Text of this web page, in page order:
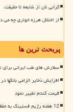
گرانی نان از شایعه تا حقیقت
از اختلال هرزه خواری چه می
پربحث ترین ها
سفارش های طب ایرانی برای
افزایش ذخایر الزامی بانکها
قیمت گندم تغییر نمود
12 هفته رژیم فستینگ به حفظ کاهش وزن در یک سال بعد کمک نماید